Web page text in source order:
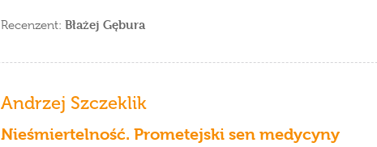
Recenzent: Błażej Gębura
Andrzej Szczeklik
Nieśmiertelność. Prometejski sen medycyny